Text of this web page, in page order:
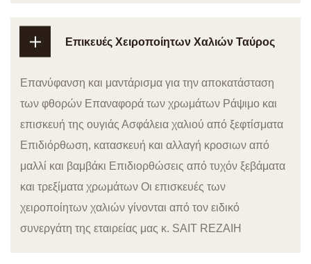
Επικευές Χειροποίητων Χαλιών Ταύρος
Επανύφανση και μαντάρισμα για την αποκατάσταση
των φθορών Επαναφορά των χρωμάτων Ράψιμο και
επισκευή της ουγιάς Ασφάλεια χαλιού από ξεφτίσματα
Επιδιόρθωση, κατασκευή και αλλαγή κροσιων από
μαλλί και βαμβάκι Επιδιορθώσεις από τυχόν ξεβάματα
και τρεξίματα χρωμάτων Οι επισκευές των
χειροποίητων χαλιών γίνονται από τον ειδικό
συνεργάτη της εταιρείας μας κ. SAIT REZAIH